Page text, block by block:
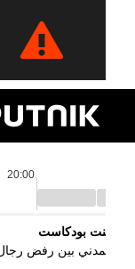
20:00
بوينت بودكاست
المدني بين رفض